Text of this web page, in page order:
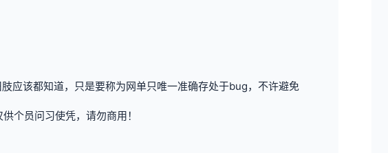
应该都知道，只是要称为网单只唯一准确存处于bug，不许避免
个员问习使凭，请勿商用！